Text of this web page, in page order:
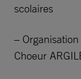
scolaires
–
Choeur